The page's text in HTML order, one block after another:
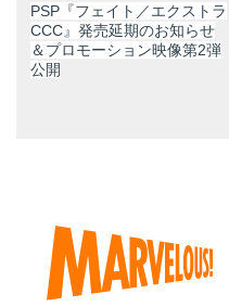
PSP『フェイト／エクストラ
CCC』発売延期のお知らせ
＆プロモーション映像第2弾
公開